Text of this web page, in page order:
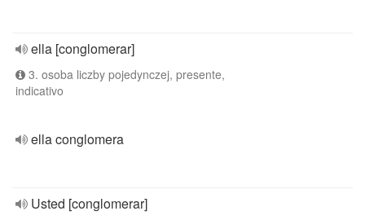
ella [conglomerar]
3. osoba liczby pojedynczej, presente,
indicativo
ella conglomera
Usted [conglomerar]